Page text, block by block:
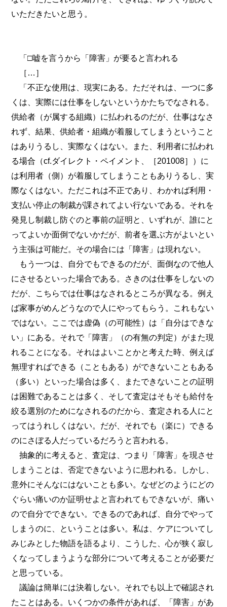
いただきたいと思う。
「□嘘を言うから「障害」が要ると言われる
［…］
「不正な使用は、現実にある。ただそれは、一つに多
くは、実際には仕事をしないというかたちでなされる。
供給者（が属する組織）に払われるのだが、仕事はなさ
れず、結果、供給者・組織が着服してしまうということ
はありうるし、実際なくはない。また、利用者に払われ
る場合（cf.ダイレクト・ペイメント、［201008］）に
は利用者（側）が着服してしまうこともありうるし、実
際なくはない。ただこれは不正であり、わかれば利用・
支払い停止の制裁が課されてよい行ないである。それを
発見し制裁し防ぐのと事前の証明と、いずれが、誰にと
ってよいか面倒でないかだが、前者を選ぶ方がよいとい
う主張は可能だ。その場合には「障害」は現れない。
もう一つは、自分でもできるのだが、面倒なので他人
にさせるといった場合である。さきのは仕事をしないの
だが、こちらでは仕事はなされるところが異なる。例え
ば家事がめんどうなので人にやってもらう。これもない
ではない。ここでは虚偽（の可能性）は「自分はできな
い」にある。それで「障害」（の有無の判定）がまた現
れることになる。それはよいことかと考えた時、例えば
無理すればできる（こともある）ができないこともある
（多い）といった場合は多く、またできないことの証明
は困難であることは多く、そして査定はそもそも給付を
絞る選別のためになされるのだから、査定される人にと
ってはうれしくはない。だが、それでも（楽に）できる
のにさぼる人だっているだろうと言われる。
抽象的に考えると、査定は、つまり「障害」を現させ
しまうことは、否定できないように思われる。しかし、
意外にそんなにはないことも多い。なぜどのようにどの
ぐらい痛いのか証明せよと言われてもできないが、痛い
ので自分でできない。できるのであれば、自分でやって
しまうのに、ということは多い。私は、ケアについてし
みじみとした物語を語るより、こうした、心が狭く寂し
くなってしまうような部分について考えることが必要だ
と思っている。
議論は簡単には決着しない。それでも以上で確認され
たことはある。いくつかの条件があれば、「障害」があ